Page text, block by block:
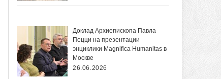
Доклад Архиепископа Павла
Пецци на презентации
энциклики Magnifica Нumanitas в
Москве
26.06.2026